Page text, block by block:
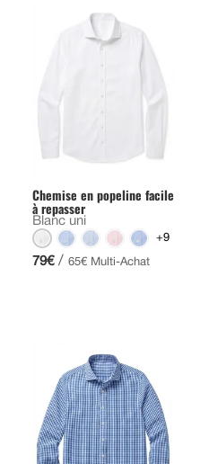
Chemise en popeline facile
à repasser
Blanc uni
+9
79€ / 65€ Multi-Achat